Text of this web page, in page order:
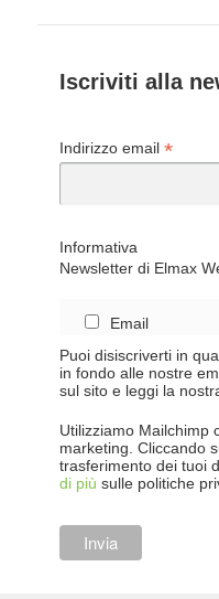
Iscriviti alla
Indirizzo email *
Informativa
Newsletter di Elmax
Email
Puoi disiscriverti in
in fondo alle nostre
sul sito e leggi la
Utilizziamo Mailchimp
marketing. Cliccando
trasferimento dei tuoi
di più sulle politiche